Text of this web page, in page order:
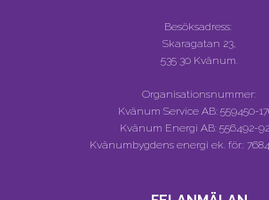
Besöksadress:
Skaragatan 23,
535 30 Kvänum.
Organisationsnummer:
Kvänum Service AB: 559450-
Kvänum Energi AB: 556492-
Kvänumbygdens energi ek. för.: